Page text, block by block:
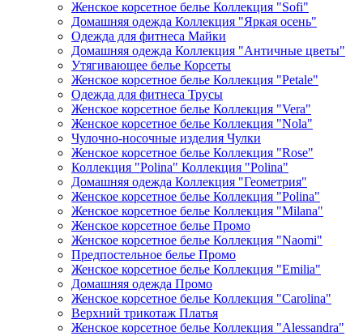
Женское корсетное белье Коллекция "Sofi"
Домашняя одежда Коллекция "Яркая осень"
Одежда для фитнеса Майки
Домашняя одежда Коллекция "Античные цветы"
Утягивающее белье Корсеты
Женское корсетное белье Коллекция "Petale"
Одежда для фитнеса Трусы
Женское корсетное белье Коллекция "Vera"
Женское корсетное белье Коллекция "Nola"
Чулочно-носочные изделия Чулки
Женское корсетное белье Коллекция "Rose"
Коллекция "Polina" Коллекция "Polina"
Домашняя одежда Коллекция "Геометрия"
Женское корсетное белье Коллекция "Polina"
Женское корсетное белье Коллекция "Milana"
Женское корсетное белье Промо
Женское корсетное белье Коллекция "Naomi"
Предпостельное белье Промо
Женское корсетное белье Коллекция "Emilia"
Домашняя одежда Промо
Женское корсетное белье Коллекция "Carolina"
Верхний трикотаж Платья
Женское корсетное белье Коллекция "Alessandra"